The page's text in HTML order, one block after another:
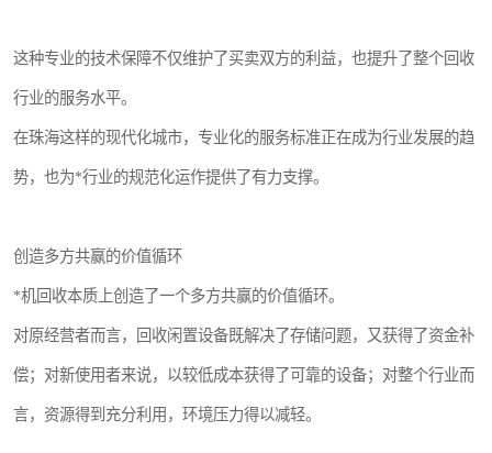
这种专业的技术保障不仅维护了买卖双方的利益，也提升了整个回收
行业的服务水平。
在珠海这样的现代化城市，专业化的服务标准正在成为行业发展的趋
势，也为*行业的规范化运作提供了有力支撑。
创造多方共赢的价值循环
*机回收本质上创造了一个多方共赢的价值循环。
对原经营者而言，回收闲置设备既解决了存储问题，又获得了资金补
偿；对新使用者来说，以较低成本获得了可靠的设备；对整个行业而
言，资源得到充分利用，环境压力得以减轻。